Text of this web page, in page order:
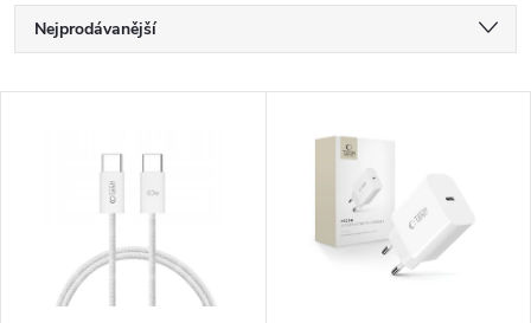
Ř
a
Nejprodávanější
Abecedně